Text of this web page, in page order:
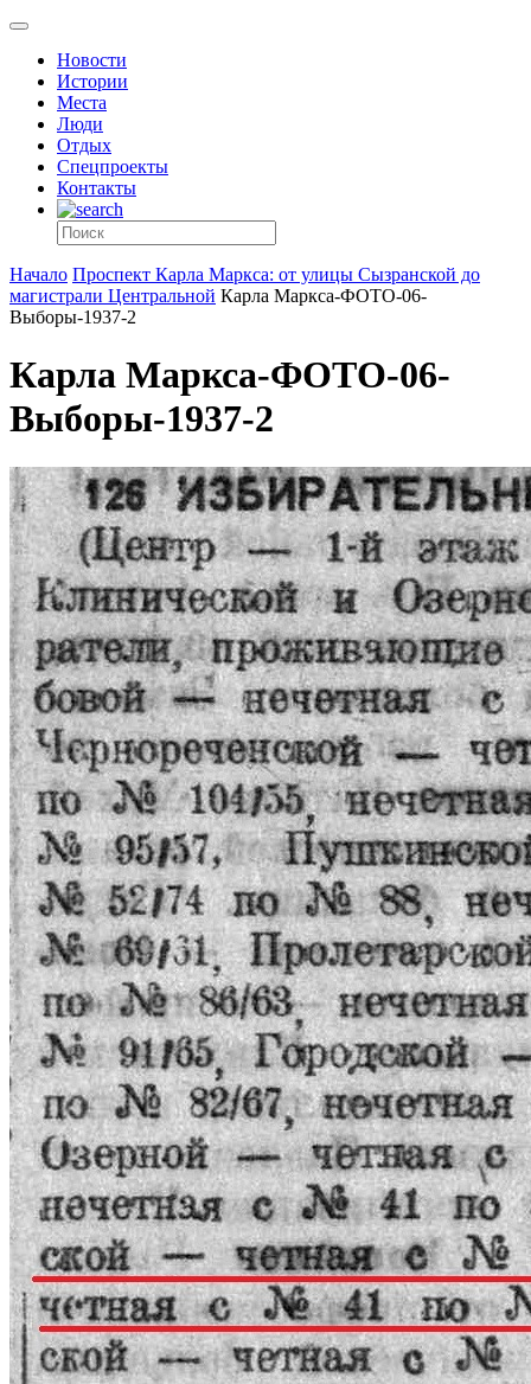
Новости
Истории
Места
Люди
Отдых
Спецпроекты
Контакты
Начало Проспект Карла Маркса: от улицы Сызранской до
магистрали Центральной Карла Маркса-ФОТО-06-
Выборы-1937-2
Карла Маркса-ФОТО-06-
Выборы-1937-2